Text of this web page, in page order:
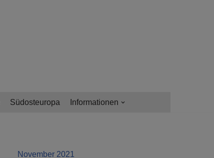
Südosteuropa Informationen
November 2021